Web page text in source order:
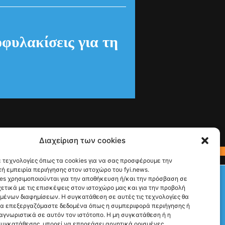
Διαχείριση των cookies
τεχνολογίες όπως τα cookies για να σας προσφέρουμε την
εμπειρία περιήγησης στον ιστοχώρο του fyi.news.
χρησιμοποιούνται για την αποθήκευση ή/και την πρόσβαση σε
με τις επισκέψεις στον ιστοχώρο μας και για την προβολή
διαφημίσεων. Η συγκατάθεση σε αυτές τις τεχνολογίες θα
επεξεργαζόμαστε δεδομένα όπως η συμπεριφορά περιήγησης ή
σε αυτόν τον ιστότοπο. Η μη συγκατάθεση ή η
Check This!